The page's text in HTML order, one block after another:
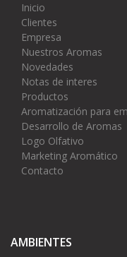
Inicio
Clientes
Empresa
Nuestros Aromas
Novedades
Notas de interes
Productos
Aromatización para
Desarrollo de Aromas
Logo Olfativo
Marketing Aromático
Contacto
AMBIENTES